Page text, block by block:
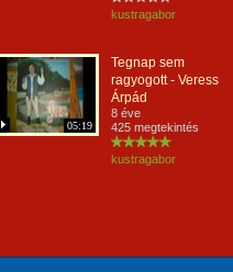
kustragabor
05:19
Tegnap sem
ragyogott - Veress
Árpád
8 éve
425 megtekintés
kustragabor